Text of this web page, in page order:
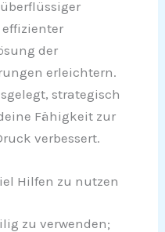
der
erleichtern.
strategisch
Fähigkeit zur
verbessert.
Hilfen zu nutzen
zu verwenden;